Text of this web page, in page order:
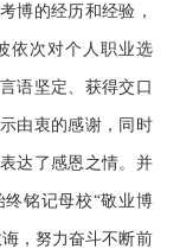
博的经历和经验，
依次对个人职业选
语坚定、获得交口
由衷的感谢，同时
达了感恩之情。并
铭记母校“敬业博
，努力奋斗不断前